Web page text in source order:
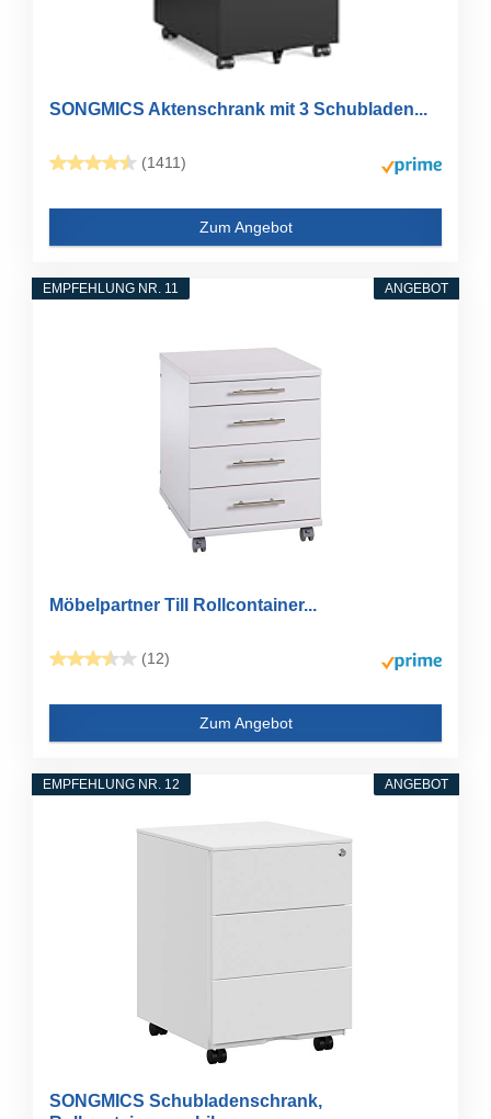
SONGMICS Aktenschrank mit 3 Schubladen...
(1411)
Zum Angebot
ANGEBOT
EMPFEHLUNG NR. 11
Möbelpartner Till Rollcontainer...
(12)
Zum Angebot
ANGEBOT
EMPFEHLUNG NR. 12
SONGMICS Schubladenschrank,